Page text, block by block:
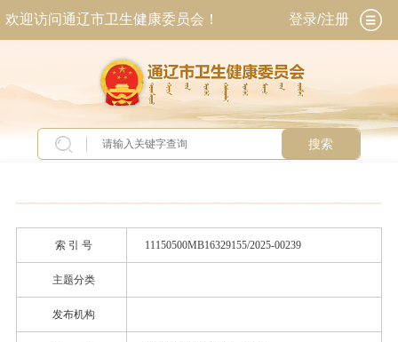
欢迎访问通辽市卫生健康委员会！ 登录/注册
搜索
当前位置：首页>政务公开>政府信息公开>法
索 引 号 11150500MB16329155/2025-00239
主题分类
发布机构